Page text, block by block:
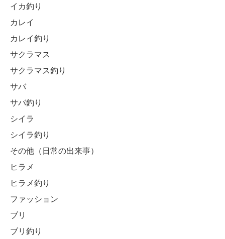
イカ釣り
カレイ
カレイ釣り
サクラマス
サクラマス釣り
サバ
サバ釣り
シイラ
シイラ釣り
その他（日常の出来事）
ヒラメ
ヒラメ釣り
ファッション
ブリ
ブリ釣り